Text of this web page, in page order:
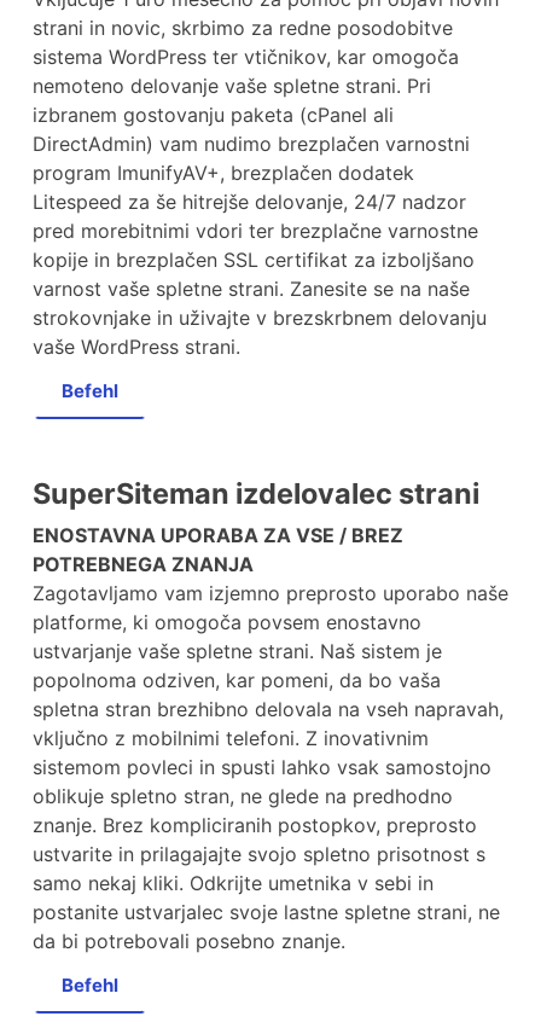
strani in novic, skrbimo za redne posodobitve
sistema WordPress ter vtičnikov, kar omogoča
nemoteno delovanje vaše spletne strani. Pri
izbranem gostovanju paketa (cPanel ali
DirectAdmin) vam nudimo brezplačen varnostni
program ImunifyAV+, brezplačen dodatek
Litespeed za še hitrejše delovanje, 24/7 nadzor
pred morebitnimi vdori ter brezplačne varnostne
kopije in brezplačen SSL certifikat za izboljšano
varnost vaše spletne strani. Zanesite se na naše
strokovnjake in uživajte v brezskrbnem delovanju
vaše WordPress strani.
Befehl
SuperSiteman izdelovalec strani
ENOSTAVNA UPORABA ZA VSE / BREZ
POTREBNEGA ZNANJA
Zagotavljamo vam izjemno preprosto uporabo naše
platforme, ki omogoča povsem enostavno
ustvarjanje vaše spletne strani. Naš sistem je
popolnoma odziven, kar pomeni, da bo vaša
spletna stran brezhibno delovala na vseh napravah,
vključno z mobilnimi telefoni. Z inovativnim
sistemom povleci in spusti lahko vsak samostojno
oblikuje spletno stran, ne glede na predhodno
znanje. Brez kompliciranih postopkov, preprosto
ustvarite in prilagajajte svojo spletno prisotnost s
samo nekaj kliki. Odkrijte umetnika v sebi in
postanite ustvarjalec svoje lastne spletne strani, ne
da bi potrebovali posebno znanje.
Befehl